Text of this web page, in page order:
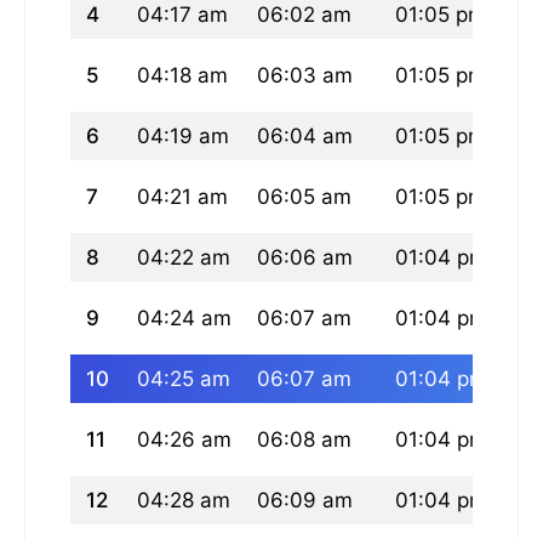
4 04:17 am 06:02 am 01:05 pm
5 04:18 am 06:03 am 01:05 pm
6 04:19 am 06:04 am 01:05 pm
7 04:21 am 06:05 am 01:05 pm
8 04:22 am 06:06 am 01:04 pm
9 04:24 am 06:07 am 01:04 pm
10 04:25 am 06:07 am 01:04 pm
11 04:26 am 06:08 am 01:04 pm
12 04:28 am 06:09 am 01:04 pm